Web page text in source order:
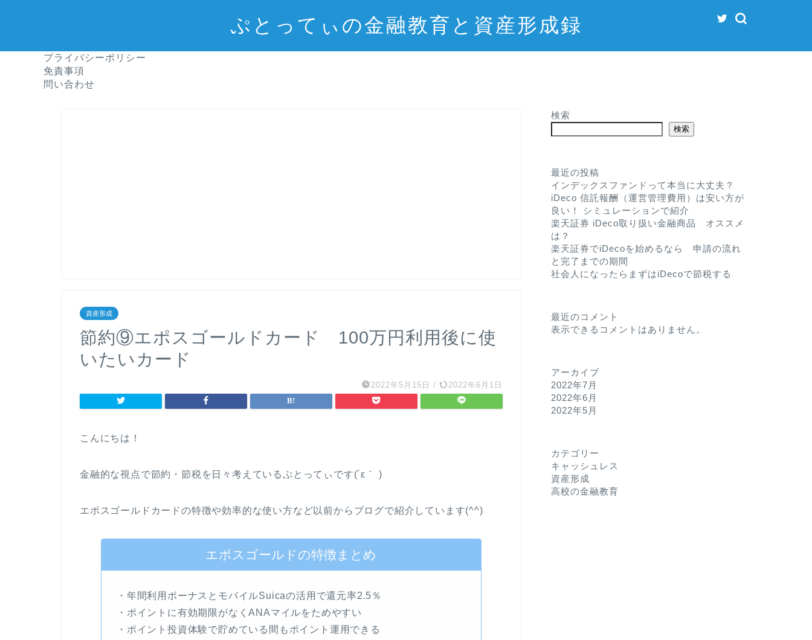
ぷとってぃの金融教育と資産形成録
プライバシーポリシー
免責事項
問い合わせ
資産形成
節約⑨エポスゴールドカード 100万円利用後に使
いたいカード
2022年5月15日 / 2022年6月1日
こんにちは！
金融的な視点で節約・節税を日々考えているぷとってぃです(´ε｀ )
エポスゴールドカードの特徴や効率的な使い方など以前からブログで紹介しています(^^)
エポスゴールドの特徴まとめ
・年間利用ボーナスとモバイルSuicaの活用で還元率2.5％
・ポイントに有効期限がなくANAマイルをためやすい
・ポイント投資体験で貯めている間もポイント運用できる
検索
検索
最近の投稿
インデックスファンドって本当に大丈夫？
iDeco 信託報酬（運営管理費用）は安い方が
良い！ シミュレーションで紹介
楽天証券 iDeco取り扱い金融商品 オススメ
は？
楽天証券でiDecoを始めるなら 申請の流れ
と完了までの期間
社会人になったらまずはiDecoで節税する
最近のコメント
表示できるコメントはありません。
アーカイブ
2022年7月
2022年6月
2022年5月
カテゴリー
キャッシュレス
資産形成
高校の金融教育